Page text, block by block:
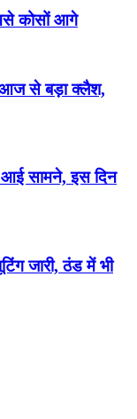
कोसों आगे
से बड़ा क्लैश,
आई सामने, इस दिन
जारी, ठंड में भी